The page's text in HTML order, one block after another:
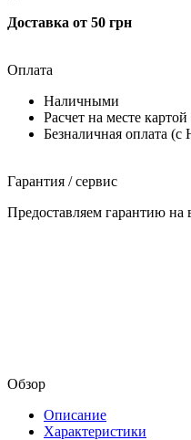
Доставка от 50 грн
Оплата
Наличными
Расчет на месте
Безналичная оплата
Гарантия / сервис
Предоставляем гарантию на
Обзор
Описание
Характеристики